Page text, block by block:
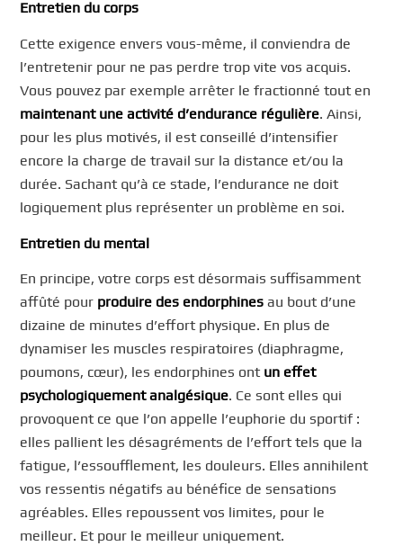
Entretien du corps
Cette exigence envers vous-même, il conviendra de
l’entretenir pour ne pas perdre trop vite vos acquis.
Vous pouvez par exemple arrêter le fractionné tout en
maintenant une activité d’endurance régulière. Ainsi,
pour les plus motivés, il est conseillé d’intensifier
encore la charge de travail sur la distance et/ou la
durée. Sachant qu’à ce stade, l’endurance ne doit
logiquement plus représenter un problème en soi.
Entretien du mental
En principe, votre corps est désormais suffisamment
affûté pour produire des endorphines au bout d’une
dizaine de minutes d’effort physique. En plus de
dynamiser les muscles respiratoires (diaphragme,
poumons, cœur), les endorphines ont un effet
psychologiquement analgésique. Ce sont elles qui
provoquent ce que l’on appelle l’euphorie du sportif :
elles pallient les désagréments de l’effort tels que la
fatigue, l’essoufflement, les douleurs. Elles annihilent
vos ressentis négatifs au bénéfice de sensations
agréables. Elles repoussent vos limites, pour le
meilleur. Et pour le meilleur uniquement.